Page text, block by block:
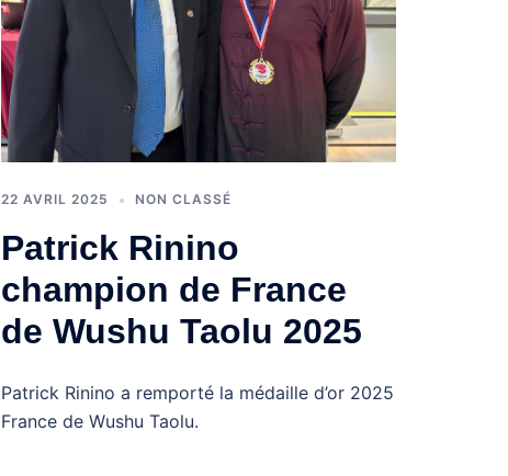
22 AVRIL 2025 NON CLASSÉ
Patrick Rinino
champion de France
de Wushu Taolu 2025
Patrick Rinino a remporté la médaille d’or 2025
France de Wushu Taolu.